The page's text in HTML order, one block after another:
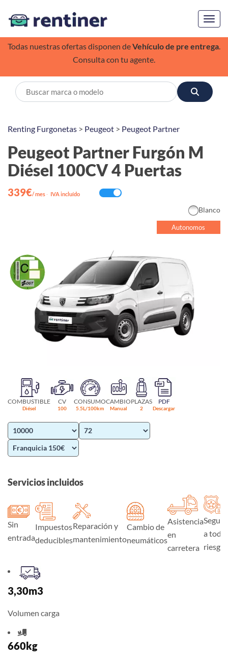
Todas nuestras ofertas disponen deVehículo de pre entrega.
Consulta con tu agente.
Renting Furgonetas > Peugeot > Peugeot Partner
Peugeot Partner Furgón M
Diésel 100CV 4 Puertas
339€/ mes · IVA incluído
Blanco
Autonomos
COMBUSTIBLE
Diésel
CV
100
CONSUMO
5.5L/100km
CAMBIO
Manual
PLAZAS
2
PDF
Descargar
Servicios incluidos
Sin
entrada
Impuestos
deducibles
Reparación y
mantenimiento
Cambio de
neumáticos
Asistencia
en
carretera
Seguro
a todo
riesgo
3,30m3
Volumen carga
660kg